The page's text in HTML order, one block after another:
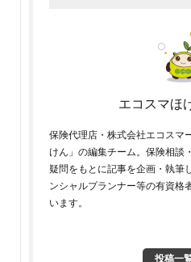
エコスマほ
保険代理店・株式会社エコスマ
けん」の編集チーム。保険相談
疑問をもとに記事を企画・執筆
ンシャルプランナー等の有資格
います。
投稿一